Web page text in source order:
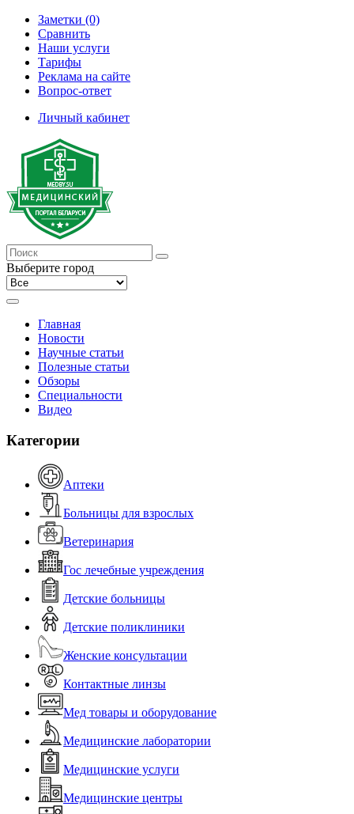
Заметки (0)
Сравнить
Наши услуги
Тарифы
Реклама на сайте
Вопрос-ответ
Личный кабинет
Выберите город
Главная
Новости
Научные статьи
Полезные статьи
Обзоры
Специальности
Видео
Категории
Аптеки
Больницы для взрослых
Ветеринария
Гос лечебные учреждения
Детские больницы
Детские поликлиники
Женские консультации
Контактные линзы
Мед товары и оборудование
Медицинские лаборатории
Медицинские услуги
Медицинские центры